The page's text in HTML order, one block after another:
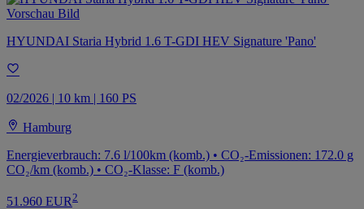
HYUNDAI Staria Hybrid 1.6 T-GDI HEV Signature 'Pano'
02/2026 | 10 km | 160 PS
Hamburg
Energieverbrauch: 7.6 l/100km (komb.) • CO₂-Emissionen: 172.0 g
CO₂/km (komb.) • CO₂-Klasse: F (komb.)
51.960 EUR 2